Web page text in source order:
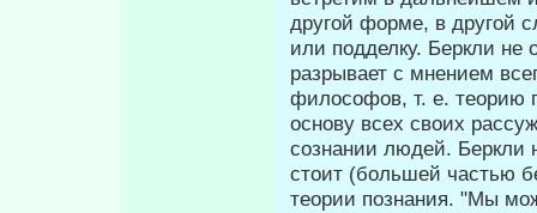
другой форме, в другой
или подделку. Беркли не
разрывает с мнением
философов, т. е. теорию
основу всех своих
сознании людей. Берк­ли
стоит (большей частью
теории познания. "Мы